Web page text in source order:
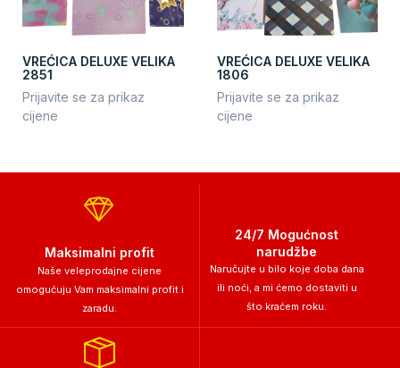
VREĆICA DELUXE VELIKA
2851
Prijavite se za prikaz
cijene
VREĆICA DELUXE VELIKA
1806
Prijavite se za prikaz
cijene
Maksimalni profit
Naše veleprodajne cijene
omogućuju Vam maksimalni profit i
zaradu.
24/7 Mogućnost
narudžbe
Naručujte u bilo koje doba dana
ili noći, a mi ćemo dostaviti u
što kraćem roku.